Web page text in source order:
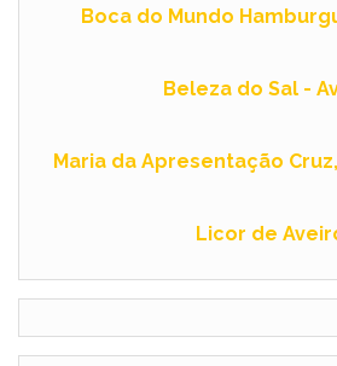
Boca do Mundo
Beleza do Sal -
Maria da Apresentação
Licor de